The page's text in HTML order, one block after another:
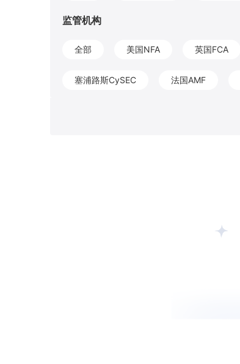
监管机构
全部 美国NFA 英国FCA
塞浦路斯CySEC 法国AMF